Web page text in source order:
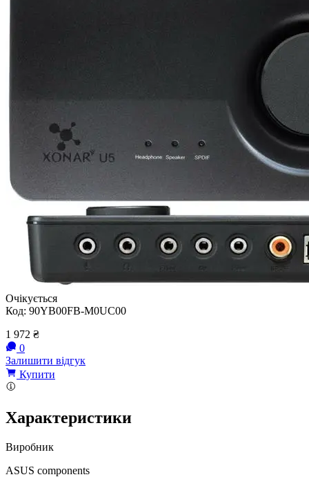
Очікується
Код: 90YB00FB-M0UC00
1 972 ₴
0
Залишити відгук
Купити
Характеристики
Виробник
ASUS components